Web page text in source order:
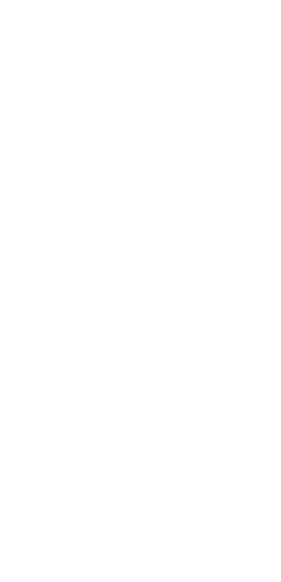
avec Smart TV satellite
a une déco contemporaine et une
pour que tu puisses te divertir